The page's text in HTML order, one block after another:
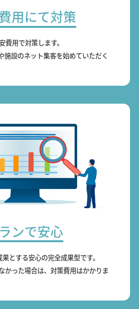
用にて対策
用で対策します。
施設のネット集客を始めていただく
ンで安心
とする安心の完全成果型です。
かった場合は、対策費用はかかりま